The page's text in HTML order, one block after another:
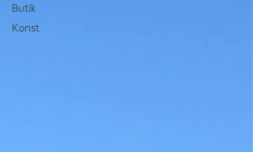
Butik
Konst